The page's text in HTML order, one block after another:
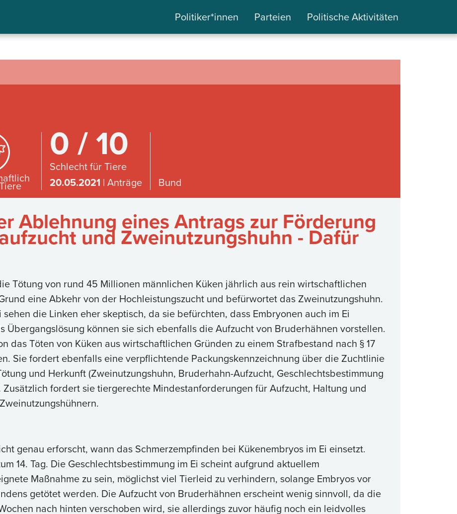
Politiker*innen Parteien Politische Aktivitäten
0 / 10
Schlecht für Tiere
20.05.2021 | Anträge Bund
Ablehnung eines Antrags zur Förderung
und Zweinutzungshuhn - Dafür
Tötung von rund 45 Millionen männlichen Küken jährlich aus rein wirtschaftlichen
eine Abkehr von der Hochleistungszucht und befürwortet das Zweinutzungshuhn.
die Linken eher skeptisch, da sie befürchten, dass Embryonen auch im Ei
Übergangslösung können sie sich ebenfalls die Aufzucht von Bruderhähnen vorstellen.
das Töten von Küken aus wirtschaftlichen Gründen zu einem Strafbestand nach § 17
Sie fordert ebenfalls eine verpflichtende Packungskennzeichnung über die Zuchtlinie
und Herkunft (Zweinutzungshuhn, Bruderhahn-Aufzucht, Geschlechtsbestimmung
fordert sie tiergerechte Mindestanforderungen für Aufzucht, Haltung und
genau erforscht, wann das Schmerzempfinden bei Kükenembryos im Ei einsetzt.
14. Tag. Die Geschlechtsbestimmung im Ei scheint aufgrund aktuellem
Maßnahme zu sein, möglichst viel Tierleid zu verhindern, solange Embryos vor
getötet werden. Die Aufzucht von Bruderhähnen erscheint wenig sinnvoll, da die
nach hinten verschoben wird, sie allerdings zuvor häufig noch ein leidvolles